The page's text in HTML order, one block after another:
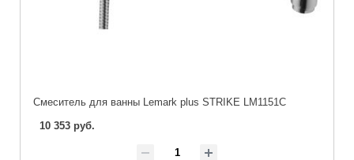
Cмеситель для ванны Lemark plus STRIKE LM1151C
10 353 руб.